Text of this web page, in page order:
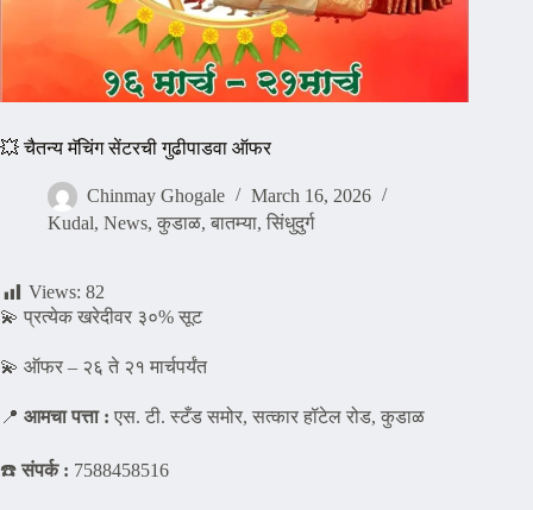
💥 चैतन्य मॅचिंग सेंटरची गुढीपाडवा ऑफर
Chinmay Ghogale
March 16, 2026
Kudal, News, कुडाळ, बातम्या, सिंधुदुर्ग
Views: 82
💫 प्रत्येक खरेदीवर ३०% सूट
💫 ऑफर – २६ ते २१ मार्चपर्यंत
📍 आमचा पत्ता : एस. टी. स्टँड समोर, सत्कार हॉटेल रोड, कुडाळ
☎️संपर्क : 7588458516